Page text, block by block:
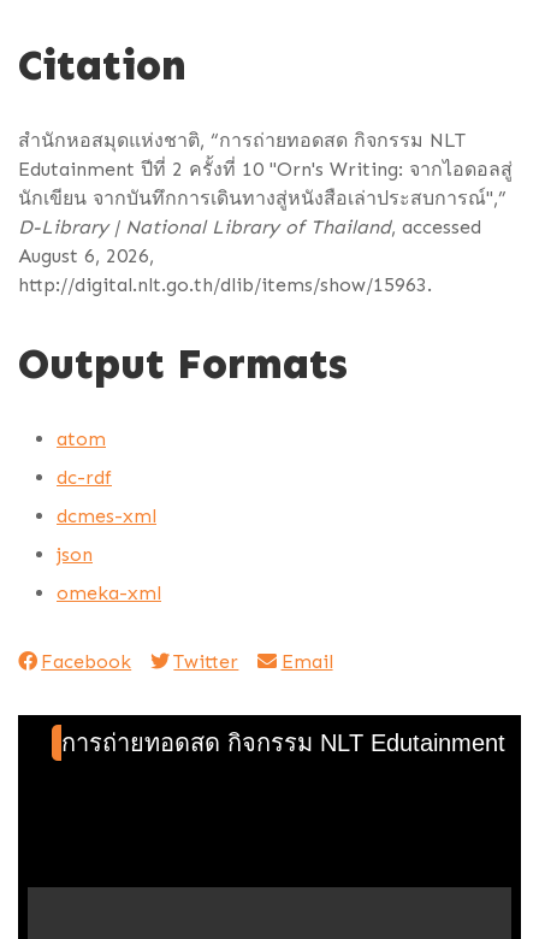
Citation
สำนักหอสมุดแห่งชาติ, “การถ่ายทอดสด กิจกรรม NLT
Edutainment ปีที่ 2 ครั้งที่ 10 "Orn's Writing: จากไอดอลสู่
นักเขียน จากบันทึกการเดินทางสู่หนังสือเล่าประสบการณ์",”
D-Library | National Library of Thailand, accessed
August 6, 2026,
http://digital.nlt.go.th/dlib/items/show/15963.
Output Formats
atom
dc-rdf
dcmes-xml
json
omeka-xml
Facebook Twitter Email
การถ่ายทอดสด กิจกรรม NLT Edutainment